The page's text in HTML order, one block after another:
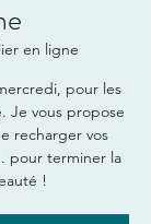
en ligne
pour les
Je vous propose
recharger vos
pour terminer la
!